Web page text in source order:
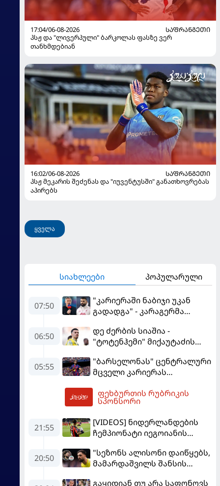
17:04/06-08-2026
ᲡᲐᲤᲠᲐᲜᲒᲔᲗᲘ
პსჟ და "ლივერპული" ბარკოლას ფასზე ვერ
თანხმდებიან
16:02/06-08-2026
ᲡᲐᲤᲠᲐᲜᲒᲔᲗᲘ
პსჟ მეკარის შეძენას და "იუვენტუსში" განათხოვრებას
აპირებს
ყველა
სიახლეები პოპულარული
07:50
"კარიერაში ნაბიჯი უკან
გადადგა" - კარაგერმა
06:50
დე ძერბის სიაშია -
"ტოტენჰემი" მიქაუტაძის
05:55
"ბარსელონას" ცენტრალური
მცველი კარიერას
გააგრძელებს
ფეხბურთის რუბრიკის
სპონსორი
21:55
[VIDEOS] ნიდერლანდების
ჩემპიონატი იეგოიანის
MVP გახდა
20:50
"სეზონს ალისონი დაიწყებს,
მამარდაშვილს შანსის
გაყიდიან თუ არა საფონოვს